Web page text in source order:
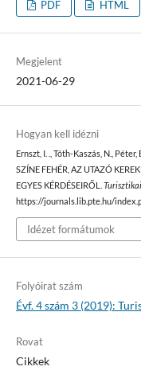
PDF HTML
Megjelent
2021-06-29
Hogyan kell idézni
Ernszt, I. ., Tóth-Kaszás, N.,
SZÍNE FEHÉR, AZ UTAZÓ
EGYES KÉRDÉSEIRŐL.
https://journals.lib.pte.hu/
Idézet formátumok
Folyóirat szám
Évf. 4 szám 3 (2019):
Rovat
Cikkek